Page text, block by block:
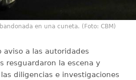
en una cuneta. (Foto: CBM)
aviso a las autoridades
resguardaron la escena y
diligencias e investigaciones